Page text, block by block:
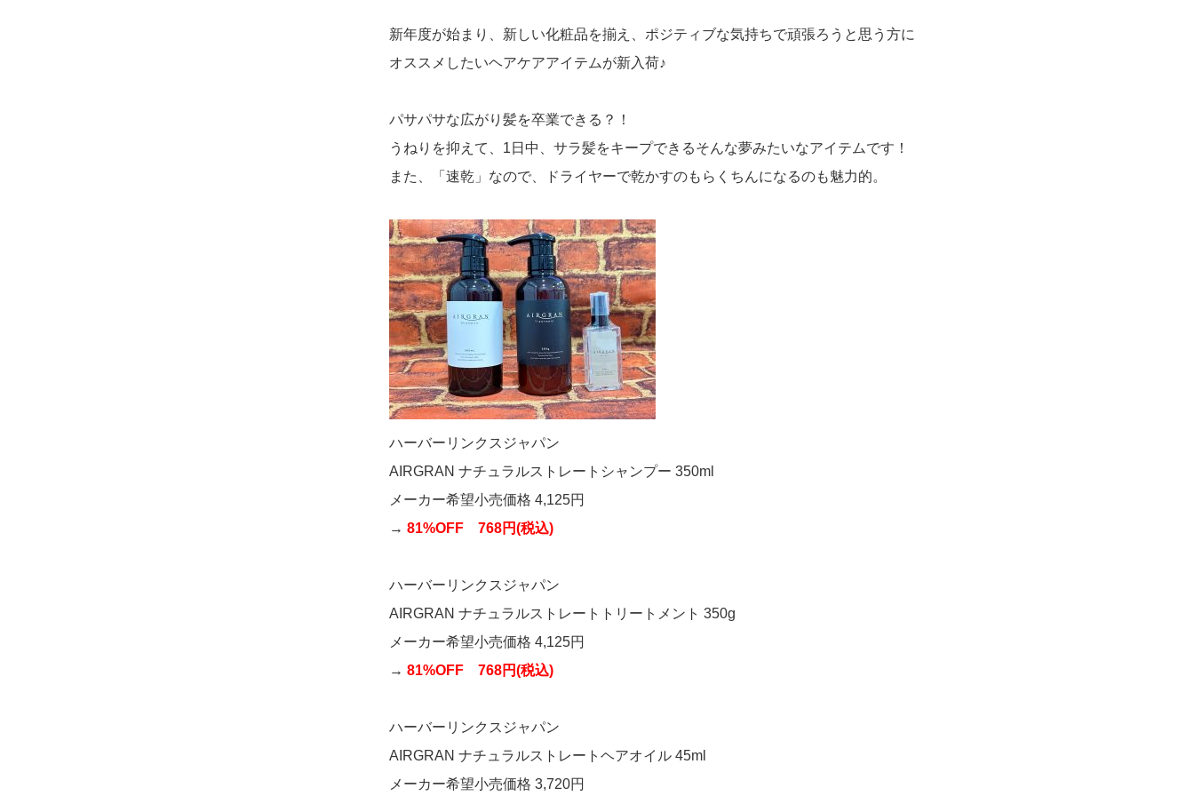
新年度が始まり、新しい化粧品を揃え、ポジティブな気持ちで頑張ろうと思う方に
オススメしたいヘアケアアイテムが新入荷♪
パサパサな広がり髪を卒業できる？！
うねりを抑えて、1日中、サラ髪をキープできるそんな夢みたいなアイテムです！
また、「速乾」なので、ドライヤーで乾かすのもらくちんになるのも魅力的。
ハーバーリンクスジャパン
AIRGRAN ナチュラルストレートシャンプー 350ml
メーカー希望小売価格 4,125円
→ 81%OFF 768円(税込)
ハーバーリンクスジャパン
AIRGRAN ナチュラルストレートトリートメント 350g
メーカー希望小売価格 4,125円
→ 81%OFF 768円(税込)
ハーバーリンクスジャパン
AIRGRAN ナチュラルストレートヘアオイル 45ml
メーカー希望小売価格 3,720円